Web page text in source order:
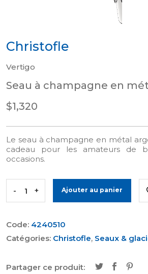
Christofle
Vertigo
Seau à champagne en
$1,320
Le seau à champagne en métal
cadeau pour les amateurs de
occasions.
- + Ajouter au panier
Code: 4240510
Catégories: Christofle, Seaux &
Partager ce produit: